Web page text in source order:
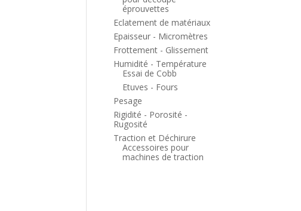
éprouvettes
Eclatement de matériaux
Epaisseur - Micromètres
Frottement - Glissement
Humidité - Température
Essai de Cobb
Etuves - Fours
Pesage
Rigidité - Porosité -
Rugosité
Traction et Déchirure
Accessoires pour
machines de traction